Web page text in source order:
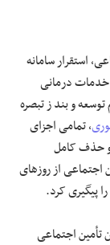
استقرار سامانه
خدمات درمانی
زتبصره
، تمامی اجزای
و حذف کامل
اجتماعی از روزهای
تأمین اجتماعی